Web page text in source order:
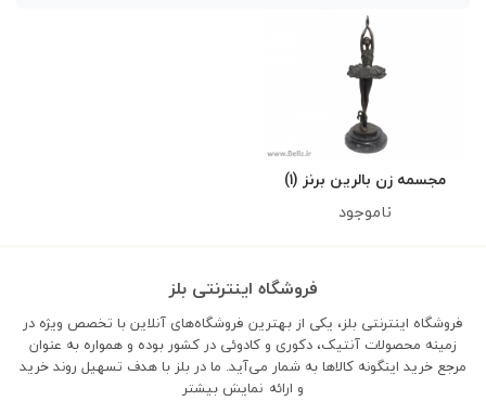
مجسمه زن بالرین برنز (۱)
ناموجود
فروشگاه اینترنتی بلز
فروشگاه اینترنتی بلز، یکی از بهترین فروشگاه‌های آنلاین با تخصص ویژه در
زمینه محصولات آنتیک، دکوری و کادوئی در کشور بوده و همواره به عنوان
مرجع خرید اینگونه کالاها به شمار می‌آید. ما در بلز با هدف تسهیل روند خرید
و ارائه نمایش بیشتر